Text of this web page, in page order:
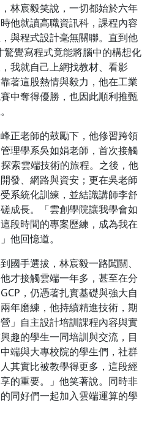
林宸毅笑說，一切都始於六年
他就讀高職資訊科，課程內容
與程式設計毫無關聯。直到他
覺寫程式竟能將腦中的構想化
我就自己上網找教材、看影
著這股熱情與毅力，他在工業
中奪得優勝，也因此順利推甄
正老師的鼓勵下，他修習跨領
理學系吳如娟老師，首次接觸
索雲端技術的旅程。之後，他
發、網路與資安；更在吳老師
系統化訓練，並結識講師李舒
成長。「雲創學院讓我學會如
段時間的專案歷練，成為我在
他回憶道。
國手選拔，林宸毅一路闖關、
才接觸雲端一年多，甚至在分
，仍憑著扎實基礎與強大自
年磨練，他持續精進技術，期
」自主設計培訓課程內容與實
趣的學生一同培訓與交流，目
端與大專校院的學生們，社群
其實比被教學得更多，這段經
的重要。」他笑著說。同時非
同好們一起加入雲端運算的學